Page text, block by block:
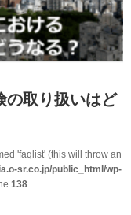
の取り扱いはど
'faqlist' (this will throw an
sr.co.jp/public_html/wp-
138